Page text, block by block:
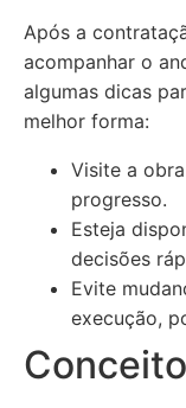
Após a
acompanhar o
algumas dicas
melhor forma:
Visite a
progresso.
Esteja
decisões
Evite
execução,